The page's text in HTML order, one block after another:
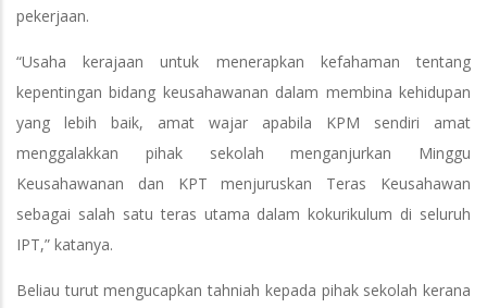
pekerjaan.
“Usaha kerajaan untuk menerapkan kefahaman tentang
kepentingan bidang keusahawanan dalam membina kehidupan
yang lebih baik, amat wajar apabila KPM sendiri amat
menggalakkan pihak sekolah menganjurkan Minggu
Keusahawanan dan KPT menjuruskan Teras Keusahawan
sebagai salah satu teras utama dalam kokurikulum di seluruh
IPT,” katanya.
Beliau turut mengucapkan tahniah kepada pihak sekolah kerana